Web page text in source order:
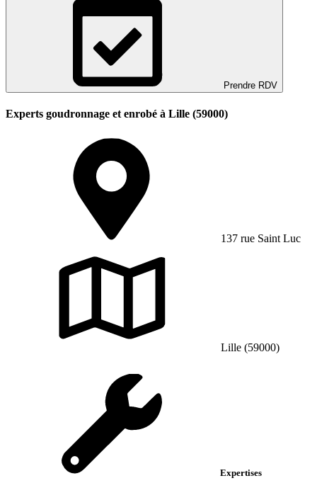
Prendre RDV
Experts goudronnage et enrobé à Lille (59000)
137 rue Saint Luc
Lille (59000)
Expertises